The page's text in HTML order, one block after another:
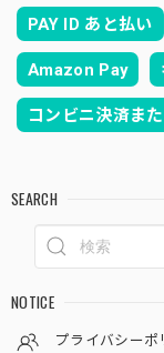
PAY ID あと払い
Amazon Pay
コンビニ決済ま
SEARCH
NOTICE
プライバシーポ